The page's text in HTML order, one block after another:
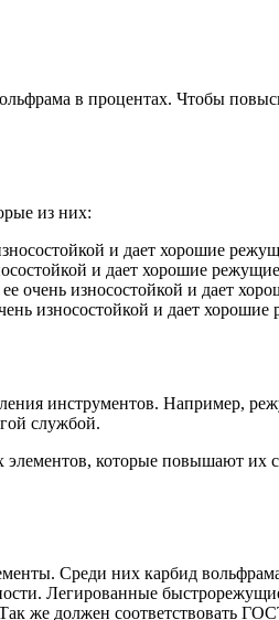
в процентах. Чтобы
из них:
и дает хорошие
и дает хорошие
очень износостойкой и дает
износостойкой и дает хорошие
инструментов. Например,
службой.
элементов, которые повышают
Среди них карбид
Легированные
же должен соответствовать